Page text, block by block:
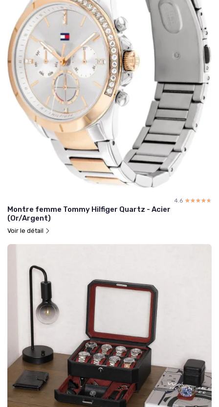
4.6 ☆☆☆☆☆
★★★★★
Montre femme Tommy Hilfiger Quartz - Acier
(Or/Argent)
Voir le détail